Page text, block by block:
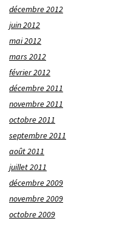
décembre 2012
juin 2012
mai 2012
mars 2012
février 2012
décembre 2011
novembre 2011
octobre 2011
septembre 2011
août 2011
juillet 2011
décembre 2009
novembre 2009
octobre 2009